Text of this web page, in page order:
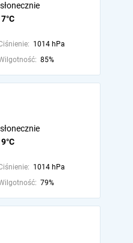
1014 hPa
85%
1014 hPa
79%